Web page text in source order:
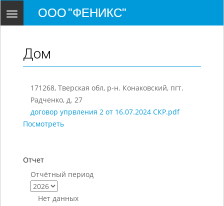
Toggle
navigation
ООО "ФЕНИКС"
Дом
171268, Тверская обл, р-н. Конаковский, пгт.
Радченко, д. 27
договор упрвления 2 от 16.07.2024 СКР.pdf
Посмотреть
Отчет
Отчётный период
Нет данных